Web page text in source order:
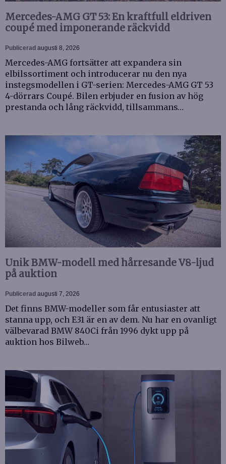
Mercedes-AMG GT 53: En kraftfull eldriven
coupé med imponerande räckvidd
Publicerad augusti 8, 2026
Mercedes-AMG fortsätter att expandera sin
elbilssortiment och introducerar nu den nya
instegsmodellen i GT-serien: Mercedes-AMG GT 53
4-dörrars Coupé. Bilen erbjuder en fusion av hög
prestanda och lång räckvidd, tillsammans…
Unik BMW-modell med hårresande V8-ljud
på auktion
Publicerad augusti 7, 2026
Det finns BMW-modeller som får entusiaster att
stanna upp, och E31 är en av dem. Nu har en ovanligt
välbevarad BMW 840Ci från 1996 dykt upp på
auktion hos Bilweb…